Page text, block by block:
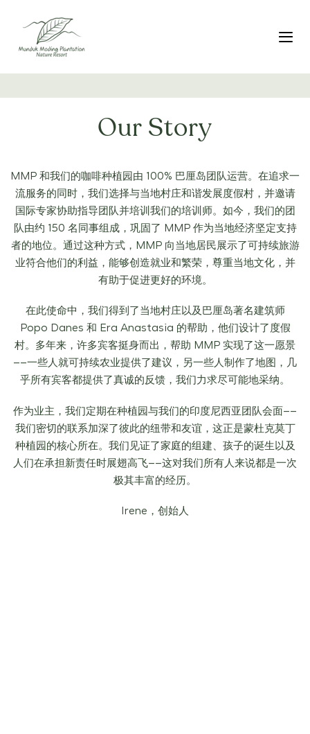
航
切
Our Story
MMP 和我们的咖啡种植园由 100% 巴厘岛团队运营。在追求一
流服务的同时，我们选择与当地村庄和谐发展度假村，并邀请
国际专家协助指导团队并培训我们的培训师。如今，我们的团
队由约 150 名同事组成，巩固了 MMP 作为当地经济坚定支持
者的地位。通过这种方式，MMP 向当地居民展示了可持续旅游
业符合他们的利益，能够创造就业和繁荣，尊重当地文化，并
有助于促进更好的环境。
在此使命中，我们得到了当地村庄以及巴厘岛著名建筑师
Popo Danes 和 Era Anastasia 的帮助，他们设计了度假
村。多年来，许多宾客挺身而出，帮助 MMP 实现了这一愿景
——一些人就可持续农业提供了建议，另一些人制作了地图，几
乎所有宾客都提供了真诚的反馈，我们力求尽可能地采纳。
作为业主，我们定期在种植园与我们的印度尼西亚团队会面——
我们密切的联系加深了彼此的纽带和友谊，这正是蒙杜克莫丁
种植园的核心所在。我们见证了家庭的组建、孩子的诞生以及
人们在承担新责任时展翅高飞——这对我们所有人来说都是一次
极其丰富的经历。
Irene，创始人